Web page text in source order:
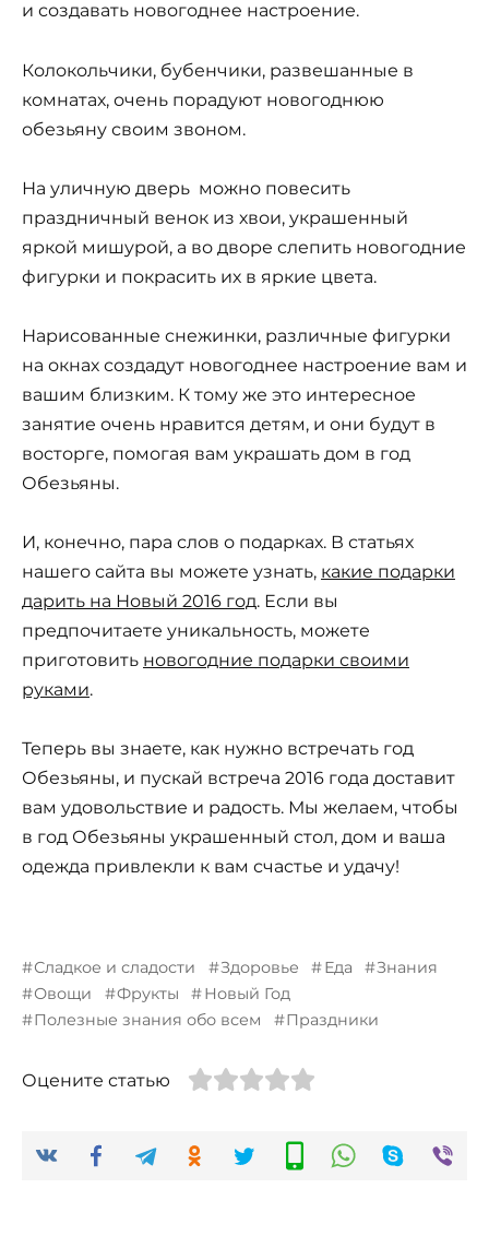
и создавать новогоднее настроение.
Колокольчики, бубенчики, развешанные в
комнатах, очень порадуют новогоднюю
обезьяну своим звоном.
На уличную дверь можно повесить
праздничный венок из хвои, украшенный
яркой мишурой, а во дворе слепить новогодние
фигурки и покрасить их в яркие цвета.
Нарисованные снежинки, различные фигурки
на окнах создадут новогоднее настроение вам и
вашим близким. К тому же это интересное
занятие очень нравится детям, и они будут в
восторге, помогая вам украшать дом в год
Обезьяны.
И, конечно, пара слов о подарках. В статьях
нашего сайта вы можете узнать, какие подарки
дарить на Новый 2016 год. Если вы
предпочитаете уникальность, можете
приготовить новогодние подарки своими
руками.
Теперь вы знаете, как нужно встречать год
Обезьяны, и пускай встреча 2016 года доставит
вам удовольствие и радость. Мы желаем, чтобы
в год Обезьяны украшенный стол, дом и ваша
одежда привлекли к вам счастье и удачу!
Сладкое и сладости Здоровье Еда
Знания
Овощи
Фрукты
Новый Год
Полезные знания обо всем
Праздники
Оцените статью